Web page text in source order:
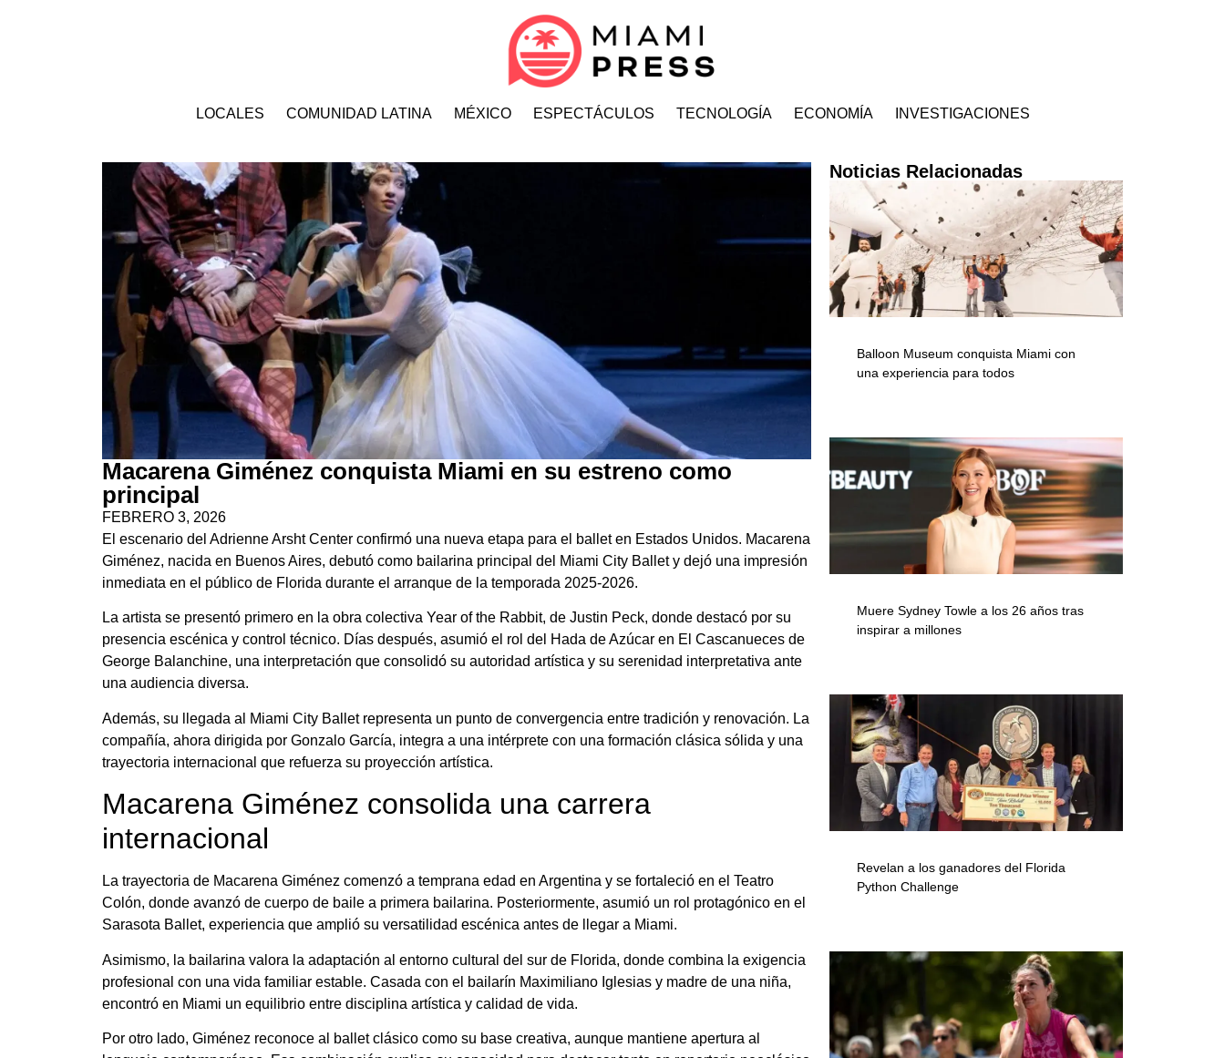
LOCALES COMUNIDAD LATINA MÉXICO ESPECTÁCULOS TECNOLOGÍA ECONOMÍA INVESTIGACIONES
Macarena Giménez conquista Miami en su estreno como
principal
FEBRERO 3, 2026
El escenario del Adrienne Arsht Center confirmó una nueva etapa para el ballet en Estados Unidos. Macarena
Giménez, nacida en Buenos Aires, debutó como bailarina principal del Miami City Ballet y dejó una impresión
inmediata en el público de Florida durante el arranque de la temporada 2025-2026.
La artista se presentó primero en la obra colectiva Year of the Rabbit, de Justin Peck, donde destacó por su
presencia escénica y control técnico. Días después, asumió el rol del Hada de Azúcar en El Cascanueces de
George Balanchine, una interpretación que consolidó su autoridad artística y su serenidad interpretativa ante
una audiencia diversa.
Además, su llegada al Miami City Ballet representa un punto de convergencia entre tradición y renovación. La
compañía, ahora dirigida por Gonzalo García, integra a una intérprete con una formación clásica sólida y una
trayectoria internacional que refuerza su proyección artística.
Macarena Giménez consolida una carrera
internacional
La trayectoria de Macarena Giménez comenzó a temprana edad en Argentina y se fortaleció en el Teatro
Colón, donde avanzó de cuerpo de baile a primera bailarina. Posteriormente, asumió un rol protagónico en el
Sarasota Ballet, experiencia que amplió su versatilidad escénica antes de llegar a Miami.
Asimismo, la bailarina valora la adaptación al entorno cultural del sur de Florida, donde combina la exigencia
profesional con una vida familiar estable. Casada con el bailarín Maximiliano Iglesias y madre de una niña,
encontró en Miami un equilibrio entre disciplina artística y calidad de vida.
Por otro lado, Giménez reconoce al ballet clásico como su base creativa, aunque mantiene apertura al
Noticias Relacionadas
Balloon Museum conquista Miami con
una experiencia para todos
Muere Sydney Towle a los 26 años tras
inspirar a millones
Revelan a los ganadores del Florida
Python Challenge